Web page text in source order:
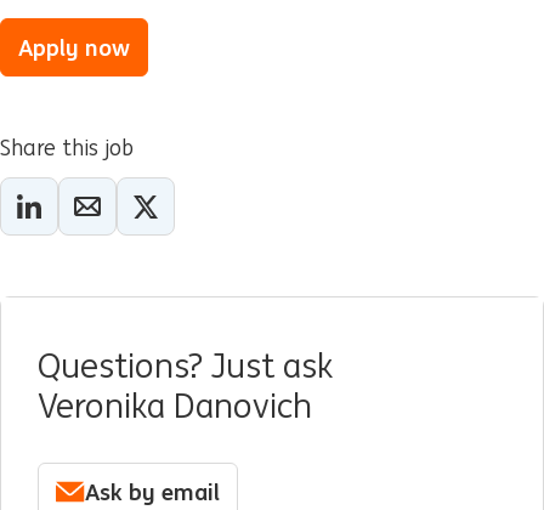
Apply now
Share this job
Questions? Just ask
Veronika Danovich
Ask by email